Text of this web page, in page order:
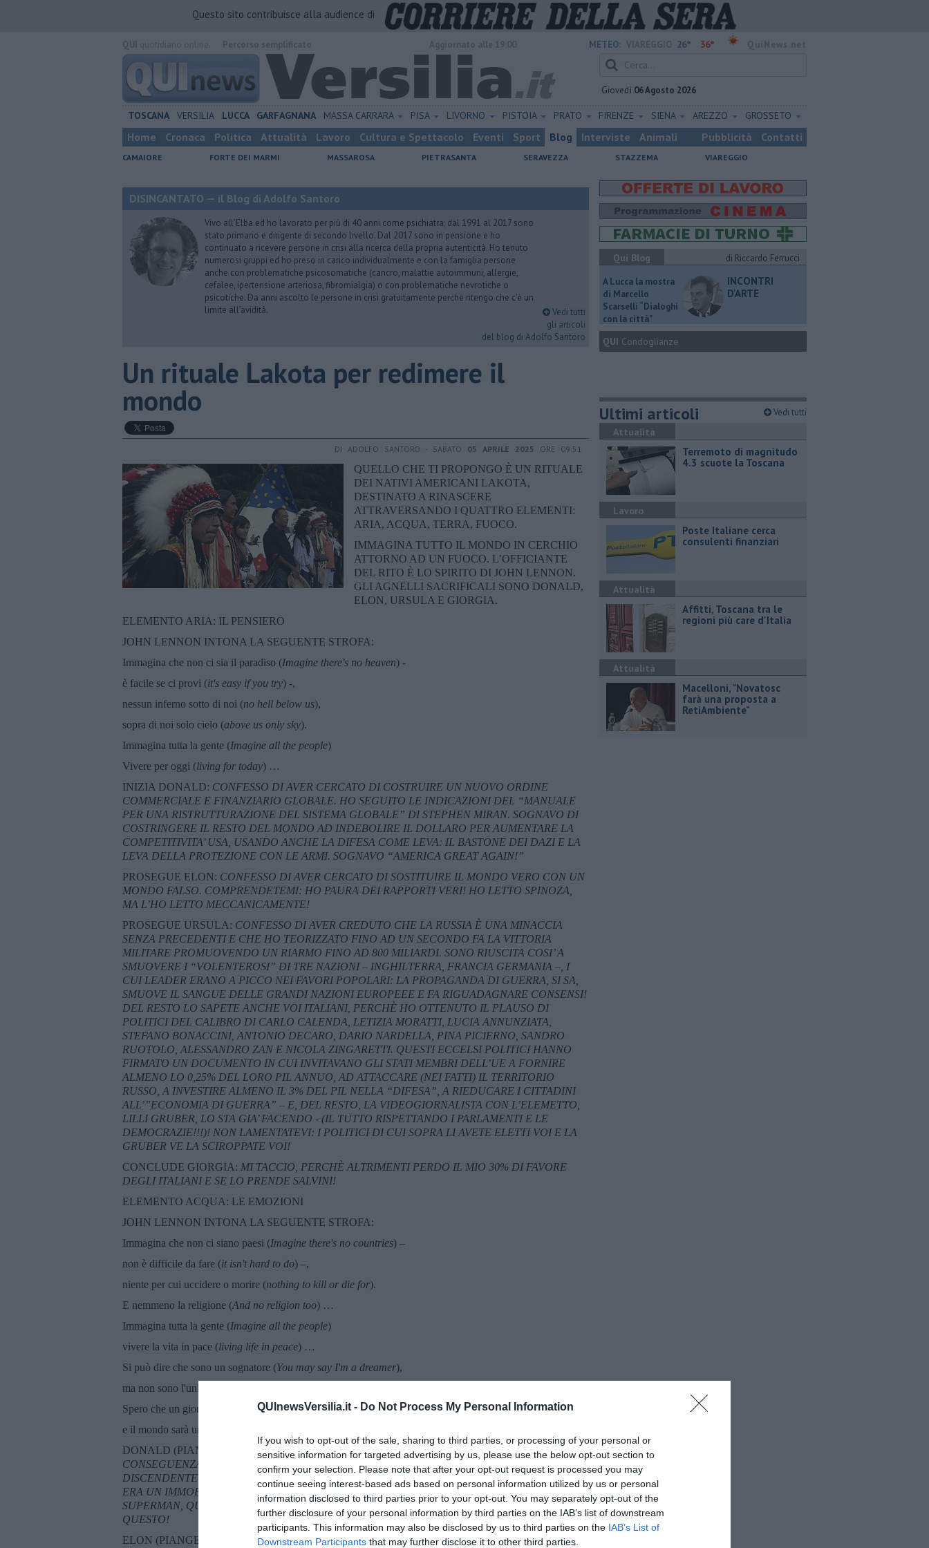
QUInewsVersilia.it - Do Not Process My Personal Information
If you wish to opt-out of the sale, sharing to third parties, or processing of your personal or
sensitive information for targeted advertising by us, please use the below opt-out section to
confirm your selection. Please note that after your opt-out request is processed you may
continue seeing interest-based ads based on personal information utilized by us or personal
information disclosed to third parties prior to your opt-out. You may separately opt-out of the
further disclosure of your personal information by third parties on the IAB’s list of downstream
participants. This information may also be disclosed by us to third parties on the IAB’s List of
Downstream Participants that may further disclose it to other third parties.
Questo sito contribuisce alla audience di
METEO: 26° 36°
Giovedì 06 Agosto 2026
TOSCANA VERSILIA LUCCA GARFAGNANA MASSA CARRARA PISA LIVORNO PISTOIA PRATO FIRENZE SIENA AREZZO GROSSETO
Home Cronaca Politica Attualità Lavoro Cultura e Spettacolo Eventi Sport Blog Interviste Animali Pubblicità Contatti
CAMAIORE FORTE DEI MARMI MASSAROSA PIETRASANTA SERAVEZZA STAZZEMA VIAREGGIO
DISINCANTATO — il Blog di Adolfo Santoro
Vivo all’Elba ed ho lavorato per più di 40 anni come psichiatra; dal 1991 al 2017 sono
stato primario e dirigente di secondo livello. Dal 2017 sono in pensione e ho
continuato a ricevere persone in crisi alla ricerca della propria autenticità. Ho tenuto
numerosi gruppi ed ho preso in carico individualmente e con la famiglia persone
anche con problematiche psicosomatiche (cancro, malattie autoimmuni, allergie,
cefalee, ipertensione arteriosa, fibromialgia) o con problematiche nevrotiche o
psicotiche. Da anni ascolto le persone in crisi gratuitamente perché ritengo che c’è un
limite all’avidità.
Vedi tutti
gli articoli
del blog di Adolfo Santoro
​Un rituale Lakota per redimere il
mondo
DI ADOLFO SANTORO - SABATO 05 APRILE 2025 ORE 09:51
QUELLO CHE TI PROPONGO È UN RITUALE
DEI NATIVI AMERICANI LAKOTA,
DESTINATO A RINASCERE
ATTRAVERSANDO I QUATTRO ELEMENTI:
ARIA, ACQUA, TERRA, FUOCO.
IMMAGINA TUTTO IL MONDO IN CERCHIO
ATTORNO AD UN FUOCO. L’OFFICIANTE
DEL RITO È LO SPIRITO DI JOHN LENNON.
GLI AGNELLI SACRIFICALI SONO DONALD,
ELON, URSULA E GIORGIA.
ELEMENTO ARIA: IL PENSIERO
JOHN LENNON INTONA LA SEGUENTE STROFA:
Immagina che non ci sia il paradiso (Imagine there's no heaven) -
è facile se ci provi (it's easy if you try) -,
nessun inferno sotto di noi (no hell below us),
sopra di noi solo cielo (above us only sky).
Immagina tutta la gente (Imagine all the people)
Vivere per oggi (living for today) …
INIZIA DONALD: CONFESSO DI AVER CERCATO DI COSTRUIRE UN NUOVO ORDINE
COMMERCIALE E FINANZIARIO GLOBALE. HO SEGUITO LE INDICAZIONI DEL “MANUALE
PER UNA RISTRUTTURAZIONE DEL SISTEMA GLOBALE” DI STEPHEN MIRAN. SOGNAVO DI
COSTRINGERE IL RESTO DEL MONDO AD INDEBOLIRE IL DOLLARO PER AUMENTARE LA
COMPETITIVITA’ USA, USANDO ANCHE LA DIFESA COME LEVA: IL BASTONE DEI DAZI E LA
LEVA DELLA PROTEZIONE CON LE ARMI. SOGNAVO “AMERICA GREAT AGAIN!”
PROSEGUE ELON: CONFESSO DI AVER CERCATO DI SOSTITUIRE IL MONDO VERO CON UN
MONDO FALSO. COMPRENDETEMI: HO PAURA DEI RAPPORTI VERI! HO LETTO SPINOZA,
MA L’HO LETTO MECCANICAMENTE!
PROSEGUE URSULA: CONFESSO DI AVER CREDUTO CHE LA RUSSIA È UNA MINACCIA
SENZA PRECEDENTI E CHE HO TEORIZZATO FINO AD UN SECONDO FA LA VITTORIA
MILITARE PROMUOVENDO UN RIARMO FINO AD 800 MILIARDI. SONO RIUSCITA COSI’ A
SMUOVERE I “VOLENTEROSI” DI TRE NAZIONI – INGHILTERRA, FRANCIA GERMANIA –, I
CUI LEADER ERANO A PICCO NEI FAVORI POPOLARI: LA PROPAGANDA DI GUERRA, SI SA,
SMUOVE IL SANGUE DELLE GRANDI NAZIONI EUROPEEE E FA RIGUADAGNARE CONSENSI!
DEL RESTO LO SAPETE ANCHE VOI ITALIANI, PERCHÈ HO OTTENUTO IL PLAUSO DI
POLITICI DEL CALIBRO DI CARLO CALENDA, LETIZIA MORATTI, LUCIA ANNUNZIATA,
STEFANO BONACCINI, ANTONIO DECARO, DARIO NARDELLA, PINA PICIERNO, SANDRO
RUOTOLO, ALESSANDRO ZAN E NICOLA ZINGARETTI. QUESTI ECCELSI POLITICI HANNO
FIRMATO UN DOCUMENTO IN CUI INVITAVANO GLI STATI MEMBRI DELL’UE A FORNIRE
ALMENO LO 0,25% DEL LORO PIL ANNUO, AD ATTACCARE (NEI FATTI) IL TERRITORIO
RUSSO, A INVESTIRE ALMENO IL 3% DEL PIL NELLA “DIFESA”, A RIEDUCARE I CITTADINI
ALL’”ECONOMIA DI GUERRA” – E, DEL RESTO, LA VIDEOGIORNALISTA CON L’ELEMETTO,
LILLI GRUBER, LO STA GIA’ FACENDO - (IL TUTTO RISPETTANDO I PARLAMENTI E LE
DEMOCRAZIE!!!)! NON LAMENTATEVI: I POLITICI DI CUI SOPRA LI AVETE ELETTI VOI E LA
GRUBER VE LA SCIROPPATE VOI!
CONCLUDE GIORGIA: MI TACCIO, PERCHÈ ALTRIMENTI PERDO IL MIO 30% DI FAVORE
DEGLI ITALIANI E SE LO PRENDE SALVINI!
ELEMENTO ACQUA: LE EMOZIONI
JOHN LENNON INTONA LA SEGUENTE STROFA:
Immagina che non ci siano paesi (Imagine there's no countries) –
non è difficile da fare (it isn't hard to do) –,
niente per cui uccidere o morire (nothing to kill or die for).
E nemmeno la religione (And no religion too) …
Immagina tutta la gente (Imagine all the people)
vivere la vita in pace (living life in peace) …
Si può dire che sono un sognatore (You may say I'm a dreamer),
ma non sono l'unico (
Spero che un giorno ti unirai a noi (I hope someday you'll join us)
e il mondo sarà uno solo (
DONALD (PIANGENDO):
HO AVUTO UN’INFANZIA DIFFICILE! IL MIO BULLISMO È UNA
CONSEGUENZA DEL FATTO CHE SONO STATO BULLIZZATO NELLA MIA INFANZIA! SONO
DISCENDENTE DI EMIGRANTI E MIO FRATELLOÈ
MORTO PER ALCOLISMO … MIO PADRE
ERA UN IMMOBILIARISTA, TUTTO EGOCENTRISMO E SOLDI … SE NON CI FOSSE STATO
SUPERMAN, QUELLO DEI FUMETTI, SAREI STATO UN ORFANO … FAI I CONTI CON TUTTO
QUESTO!
ELON (PIANGENDO):
HO AVUTO UN’INFANZIA DIFFICILE! IL MIO BULLISMOÈ UNA
Qui Blog
di Riccardo Ferrucci
A Lucca la mostra
di Marcello
Scarselli “Dialoghi
con la città"
INCONTRI
D'ARTE
QUI Condoglianze
Ultimi articoli Vedi tutti
Attualità
Terremoto di magnitudo
4.3 scuote la Toscana
Lavoro
Poste Italiane cerca
consulenti finanziari
Attualità
Affitti, Toscana tra le
regioni più care d'Italia
Attualità
Macelloni, "Novatosc
farà una proposta a
RetiAmbiente"